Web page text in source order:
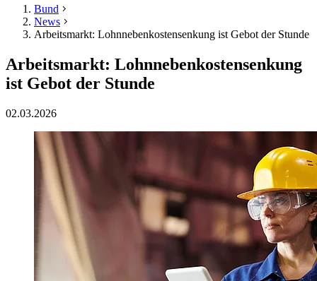
Bund
News
Arbeitsmarkt: Lohnnebenkostensenkung ist Gebot der Stunde
Arbeitsmarkt: Lohnnebenkostensenkung
ist Gebot der Stunde
02.03.2026